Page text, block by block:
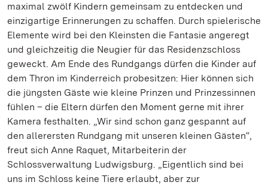
maximal zwölf Kindern gemeinsam zu entdecken und
einzigartige Erinnerungen zu schaffen. Durch spielerische
Elemente wird bei den Kleinsten die Fantasie angeregt
und gleichzeitig die Neugier für das Residenzschloss
geweckt. Am Ende des Rundgangs dürfen die Kinder auf
dem Thron im Kinderreich probesitzen: Hier können sich
die jüngsten Gäste wie kleine Prinzen und Prinzessinnen
fühlen – die Eltern dürfen den Moment gerne mit ihrer
Kamera festhalten. „Wir sind schon ganz gespannt auf
den allerersten Rundgang mit unseren kleinen Gästen“,
freut sich Anne Raquet, Mitarbeiterin der
Schlossverwaltung Ludwigsburg. „Eigentlich sind bei
uns im Schloss keine Tiere erlaubt, aber zur